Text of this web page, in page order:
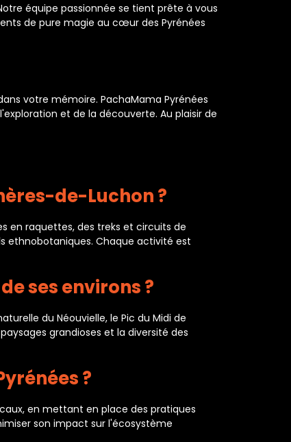
équipe passionnée se tient prête à vous
de pure magie au cœur des Pyrénées
votre mémoire. PachaMama Pyrénées
et de la découverte. Au plaisir de
de-Luchon ?
en raquettes, des treks et circuits de
ethnobotaniques. Chaque activité est
ses environs ?
du Néouvielle, le Pic du Midi de
grandioses et la diversité des
?
en mettant en place des pratiques
son impact sur l'écosystème